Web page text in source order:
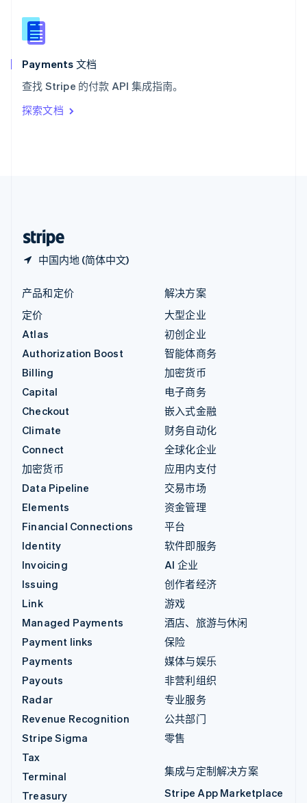
Payments 文档
查找 Stripe 的付款 API 集成指南。
探索文档
中国内地 (简体中文)
新西兰
English
匈牙利
English
ItalianoEnglish
印度
English
产品和定价
定价
Atlas
Authorization Boost
Billing
Capital
Checkout
Climate
Connect
加密货币
Data Pipeline
Elements
Financial Connections
Identity
Invoicing
Issuing
Link
Managed Payments
Payment links
Payments
Payouts
Radar
Revenue Recognition
Stripe Sigma
Tax
Terminal
Treasury
解决方案
大型企业
初创企业
智能体商务
加密货币
电子商务
嵌入式金融
财务自动化
全球化企业
应用内支付
交易市场
资金管理
平台
软件即服务
AI 企业
创作者经济
游戏
酒店、旅游与休闲
保险
媒体与娱乐
非营利组织
专业服务
公共部门
零售
集成与定制解决方案
Stripe App Marketplace